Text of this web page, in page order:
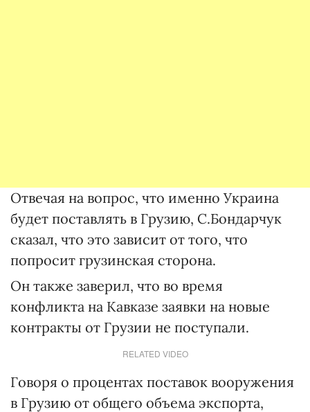
Отвечая на вопрос, что именно Украина
будет поставлять в Грузию, С.Бондарчук
сказал, что это зависит от того, что
попросит грузинская сторона.
Он также заверил, что во время
конфликта на Кавказе заявки на новые
контракты от Грузии не поступали.
RELATED VIDEO
Говоря о процентах поставок вооружения
в Грузию от общего объема экспорта,